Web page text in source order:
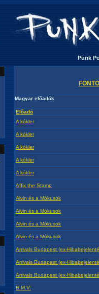
Punk
Magyar elõadók
Elõadó
A kókler
A kókler
A kókler
A kókler
A kókler
Affix the Stamp
Alvin és a Mókusok
Alvin és a Mókusok
Alvin és a Mókusok
Alvin és a Mókusok
Arrivals Budapest (ex-
Arrivals Budapest (ex-
Arrivals Budapest (ex-
B.M.V.